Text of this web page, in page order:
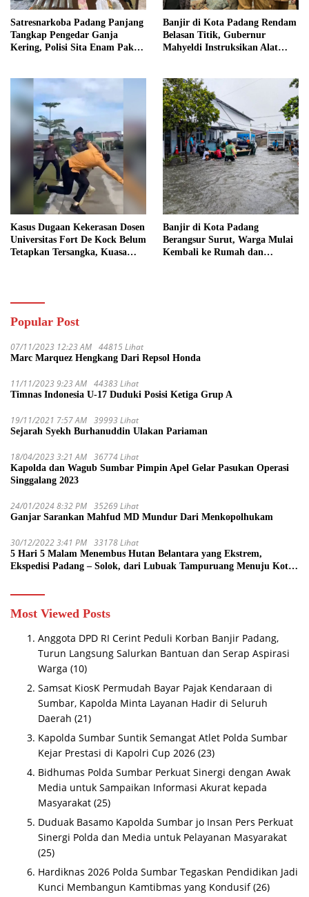
Satresnarkoba Padang Panjang
Tangkap Pengedar Ganja
Kering, Polisi Sita Enam Paket
Banjir di Kota Padang Rendam
Belasan Titik, Gubernur
Mahyeldi Instruksikan Alat
Kasus Dugaan Kekerasan Dosen
Universitas Fort De Kock Belum
Tetapkan Tersangka, Kuasa
Banjir di Kota Padang
Berangsur Surut, Warga Mulai
Kembali ke Rumah dan
Popular Post
07/11/2023 12:23 AM 44815 Lihat
Marc Marquez Hengkang Dari Repsol Honda
11/11/2023 9:23 AM 44383 Lihat
Timnas Indonesia U-17 Duduki Posisi Ketiga Grup A
19/11/2021 7:57 AM 39993 Lihat
Sejarah Syekh Burhanuddin Ulakan Pariaman
18/04/2023 3:21 AM 36774 Lihat
Kapolda dan Wagub Sumbar Pimpin Apel Gelar Pasukan Operasi
Singgalang 2023
24/01/2024 8:32 PM 35269 Lihat
Ganjar Sarankan Mahfud MD Mundur Dari Menkopolhukam
30/12/2022 3:41 PM 33178 Lihat
5 Hari 5 Malam Menembus Hutan Belantara yang Ekstrem,
Ekspedisi Padang – Solok, dari Lubuak Tampuruang Menuju Koto
Most Viewed Posts
Anggota DPD RI Cerint Peduli Korban Banjir Padang,
Turun Langsung Salurkan Bantuan dan Serap Aspirasi
Warga (10)
Samsat KiosK Permudah Bayar Pajak Kendaraan di
Sumbar, Kapolda Minta Layanan Hadir di Seluruh
Daerah (21)
Kapolda Sumbar Suntik Semangat Atlet Polda Sumbar
Kejar Prestasi di Kapolri Cup 2026 (23)
Bidhumas Polda Sumbar Perkuat Sinergi dengan Awak
Media untuk Sampaikan Informasi Akurat kepada
Masyarakat (25)
Duduak Basamo Kapolda Sumbar jo Insan Pers Perkuat
Sinergi Polda dan Media untuk Pelayanan Masyarakat
(25)
Hardiknas 2026 Polda Sumbar Tegaskan Pendidikan Jadi
Kunci Membangun Kamtibmas yang Kondusif (26)